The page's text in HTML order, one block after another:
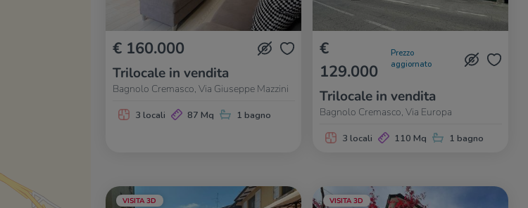
€ 160.000
Trilocale in vendita
Bagnolo Cremasco, Via Giuseppe Mazzini
3 locali 87 Mq 1 bagno
€
129.000
Prezzo
aggiornato
Trilocale in vendita
Bagnolo Cremasco, Via Europa
3 locali 110 Mq 1 bagno
VISITA 3D VISITA 3D